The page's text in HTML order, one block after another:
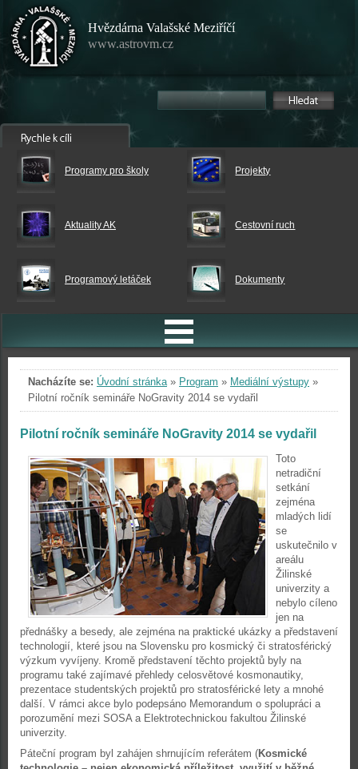
Hvězdárna Valašské Meziříčí
www.astrovm.cz
Programy pro školy Projekty
Aktuality AK Cestovní ruch
Programový letáček Dokumenty
Nacházíte se: Úvodní stránka» Program » Mediální výstupy »
Pilotní ročník semináře NoGravity 2014 se vydařil
Pilotní ročník semináře NoGravity 2014 se vydařil
Toto
netradiční
setkání
zejména
mladých lidí
se
uskutečnilo v
areálu
Žilinské
univerzity a
nebylo cíleno
jen na
přednášky a besedy, ale zejména na praktické ukázky a představení
technologií, které jsou na Slovensku pro kosmický či stratosférický
výzkum vyvíjeny. Kromě představení těchto projektů byly na
programu také zajímavé přehledy celosvětové kosmonautiky,
prezentace studentských projektů pro stratosférické lety a mnohé
další. V rámci akce bylo podepsáno Memorandum o spolupráci a
porozumění mezi SOSA a Elektrotechnickou fakultou Žilinské
univerzity.
Páteční program byl zahájen shrnujícím referátem (Kosmické